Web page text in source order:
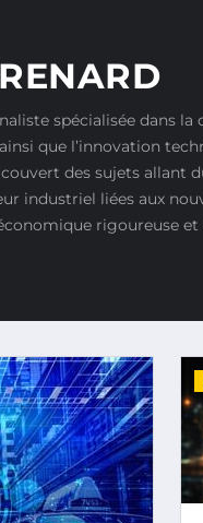
spécialisée dans la
que l’innovation
couvert des sujets allant
industriel liées aux
rigoureuse